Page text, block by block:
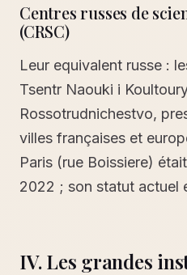
Centres russes de
(CRSC)
Leur equivalent russe :
Tsentr Naouki i
Rossotrudnichestvo,
villes françaises et
Paris (rue Boissiere)
2022 ; son statut actuel
IV. Les grandes